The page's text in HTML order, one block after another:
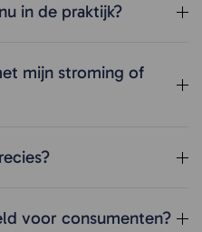
in de praktijk?
mijn stroming of
voor consumenten?